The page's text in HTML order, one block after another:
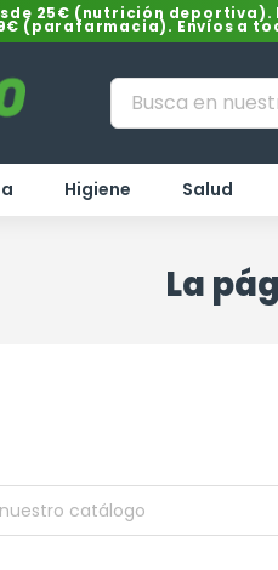
25€ (nutrición deportiva).
(parafarmacia). Envíos a
Higiene Salud
La